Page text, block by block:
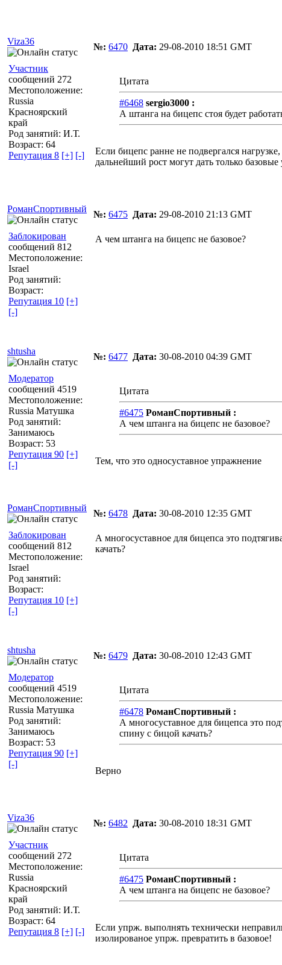
Viza36
№: 6470 Дата: 29-08-2010 18:51 GMT
Участник
сообщений 272
Местоположение:
Russia
Красноярский
край
Род занятий: И.Т.
Возраст: 64
Репутация 8 [+] [-]
Цитата
#6468 sergio3000 :
А штанга на бицепс стоя будет
Если бицепс ранне не подвергался
дальнейший рост могут дать только
РоманСпортивный
№: 6475 Дата: 29-08-2010 21:13 GMT
Заблокирован
сообщений 812
Местоположение:
Israel
Род занятий:
Возраст:
Репутация 10 [+]
[-]
А чем штанга на бицепс не базовое?
shtusha
№: 6477 Дата: 30-08-2010 04:39 GMT
Модератор
сообщений 4519
Местоположение:
Russia Матушка
Род занятий:
Занимаюсь
Возраст: 53
Репутация 90 [+]
[-]
Цитата
#6475 РоманСпортивный :
А чем штанга на бицепс не базовое?
Тем, что это односуставное упражнение
РоманСпортивный
№: 6478 Дата: 30-08-2010 12:35 GMT
Заблокирован
сообщений 812
Местоположение:
Israel
Род занятий:
Возраст:
Репутация 10 [+]
[-]
А многосуставное для бицепса это
качать?
shtusha
№: 6479 Дата: 30-08-2010 12:43 GMT
Модератор
сообщений 4519
Местоположение:
Russia Матушка
Род занятий:
Занимаюсь
Возраст: 53
Репутация 90 [+]
[-]
Цитата
#6478 РоманСпортивный :
А многосуставное для бицепса это
спину с бицой качать?
Верно
Viza36
№: 6482 Дата: 30-08-2010 18:31 GMT
Участник
сообщений 272
Местоположение:
Russia
Красноярский
край
Род занятий: И.Т.
Возраст: 64
Репутация 8 [+] [-]
Цитата
#6475 РоманСпортивный :
А чем штанга на бицепс не базовое?
Если упрж. выполнять технически
изолированое упрж. превратить в базовое!